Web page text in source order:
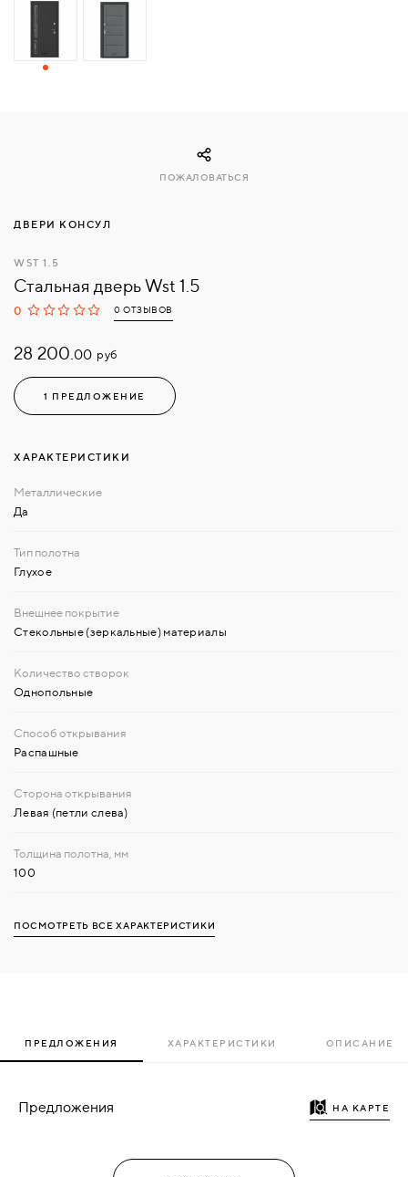
СВЯЗАТЬСЯ
ДВЕРИ КОНСУЛ
WST 1.5
Стальная дверь Wst 1.5
0 0 ОТЗЫВОВ
28 200.00 руб
1 ПРЕДЛОЖЕНИЕ
ПОЖАЛОВАТЬСЯ
ХАРАКТЕРИСТИКИ
Да
Глухое
Стекольные (зеркальные) материалы
Однопольные
Распашные
Левая (петли слева)
100
ПОСМОТРЕТЬ ВСЕ ХАРАКТЕРИСТИКИ
ПРЕДЛОЖЕНИЯ ХАРАКТЕРИСТИКИ ОПИСАНИЕ
Предложения НА КАРТЕ